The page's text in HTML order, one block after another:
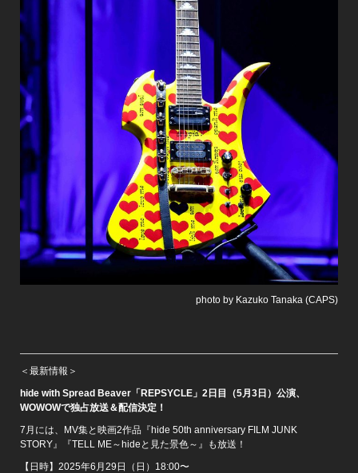
photo by Kazuko Tanaka (CAPS)
＜最新情報＞
hide with Spread Beaver「REPSYCLE」2日目（5月3日）公演、
WOWOWで独占放送＆配信決定！
7月には、MV集と映画2作品『hide 50th anniversary FILM JUNK
STORY』『TELL ME～hideと見た景色～』も放送！
【日時】2025年6月29日（日）18:00〜